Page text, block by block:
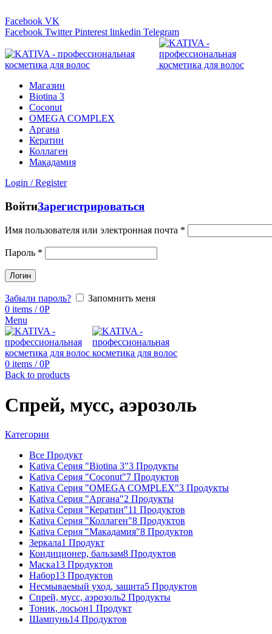
Facebook VK
Facebook Twitter Pinterest linkedin Telegram
Магазин
Biotina 3
Coconut
OMEGA COMPLEX
Аргана
Кератин
Коллаген
Макадамия
Login / Register
ВойтиЗарегистрироваться
Имя пользователя или электронная почта *
Пароль *
Логин
Забыли пароль?
Запомнить меня
0 items / 0Р
Menu
0 items / 0Р
Back to products
Спрей, мусс, аэрозоль
Категории
Все Продукт
Kativa Серия "Biotina 3"3 Продукты
Kativa Серия "Coconut"7 Продуктов
Kativa Серия "OMEGA COMPLEX"3 Продукты
Kativa Серия "Аргана"2 Продукты
Kativa Серия "Кератин"11 Продуктов
Kativa Серия "Коллаген"8 Продуктов
Kativa Серия "Макадамия"8 Продуктов
Зеркала1 Продукт
Кондиционер, бальзам8 Продуктов
Маска13 Продуктов
Набор13 Продуктов
Несмываемый уход, защита5 Продуктов
Спрей, мусс, аэрозоль2 Продукты
Тоник, лосьон1 Продукт
Шампунь14 Продуктов